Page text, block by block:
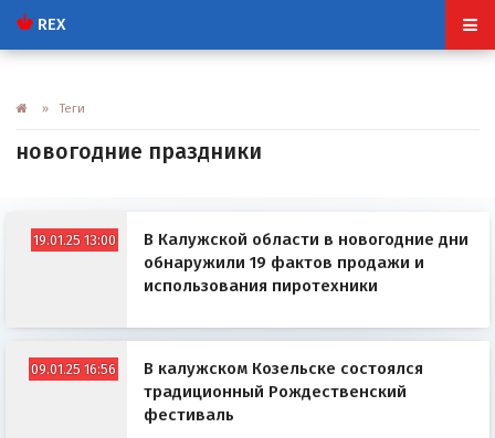
REX
» Теги
новогодние праздники
19.01.25 13:00
В Калужской области в новогодние дни
обнаружили 19 фактов продажи и
использования пиротехники
09.01.25 16:56
В калужском Козельске состоялся
традиционный Рождественский
фестиваль